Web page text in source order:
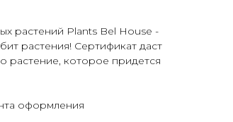
растений Plants Bel House -
растения! Сертификат даст
растение, которое придется
оформления